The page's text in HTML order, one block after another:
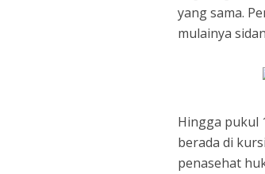
yang sama.
mulainya
Hingga pukul
berada di
penasehat